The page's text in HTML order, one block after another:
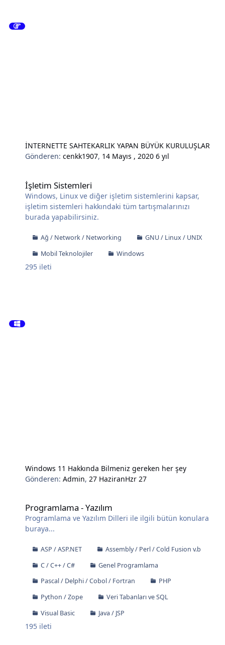
İNTERNETTE SAHTEKARLIK YAPAN BÜYÜK KURULUŞLAR
Gönderen:cenkk1907, 14 Mayıs , 20206 yıl
İşletim Sistemleri
Windows, Linux ve diğer işletim sistemlerini kapsar,
işletim sistemleri hakkındaki tüm tartışmalarınızı
burada yapabilirsiniz.
Ağ / Network / Networking
GNU / Linux / UNIX
Mobil Teknolojiler
Windows
295 ileti
Windows 11 Hakkında Bilmeniz gereken her şey
Gönderen:Admin, 27 HaziranHzr 27
Programlama - Yazılım
Programlama ve Yazılım Dilleri ile ilgili bütün konulara
buraya...
ASP / ASP.NET
Assembly / Perl / Cold Fusion v.b
C / C++ / C#
Genel Programlama
Pascal / Delphi / Cobol / Fortran
PHP
Python / Zope
Veri Tabanları ve SQL
Visual Basic
Java / JSP
195 ileti